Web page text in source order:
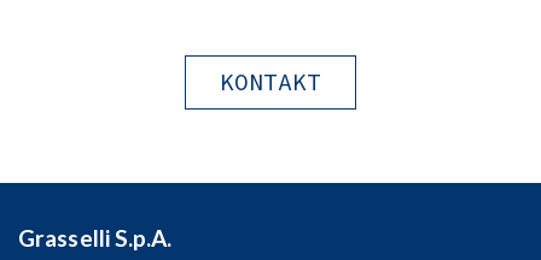
KONTAKT
Grasselli S.p.A.